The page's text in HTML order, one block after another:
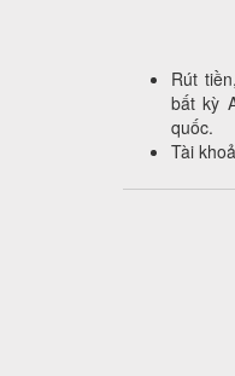
Rút
bất kỳ
quốc.
Tài